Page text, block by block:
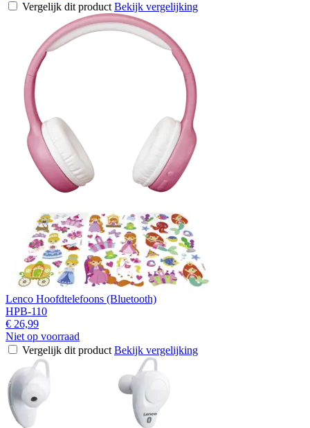
Vergelijk dit product Bekijk vergelijking
Lenco Hoofdtelefoons (Bluetooth)
HPB-110
€ 26,99
Niet op voorraad
Vergelijk dit product Bekijk vergelijking